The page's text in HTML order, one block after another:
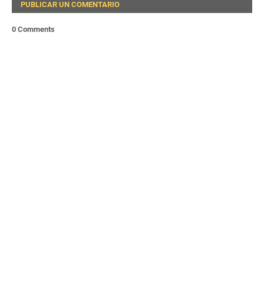
PUBLICAR UN COMENTARIO
0 Comments